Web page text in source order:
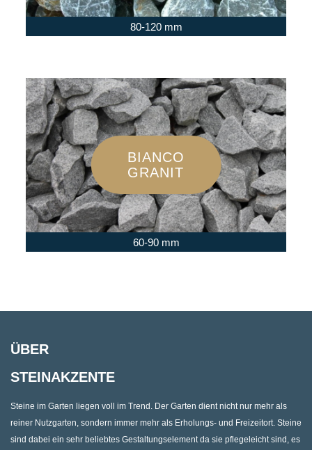
80-120 mm
BIANCO
GRANIT
60-90 mm
ÜBER
STEINAKZENTE
Steine im Garten liegen voll im Trend. Der Garten dient nicht nur mehr als
reiner Nutzgarten, sondern immer mehr als Erholungs- und Freizeitort. Steine
sind dabei ein sehr beliebtes Gestaltungselement da sie pflegeleicht sind, es